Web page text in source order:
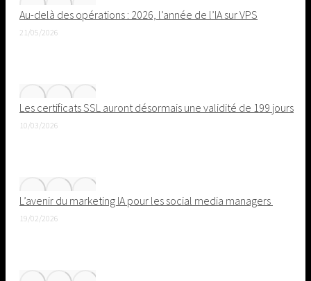
Au-delà des opérations : 2026, l’année de l’IA sur VPS
21/05/2026
Les certificats SSL auront désormais une validité de 199 jours
10/03/2026
L’avenir du marketing IA pour les social media managers
19/02/2026